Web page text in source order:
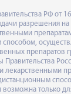
РФ от
разрешения на
препаратов
Правительства
лекарственными
возможна только